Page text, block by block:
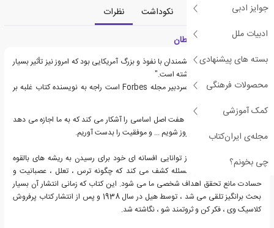
جوایز ادبی
ادبیات ملل
بسته های پیشنهادی
محصولات فرهنگی
کمک آموزشی
مجله‌ی ایران‌کتاب
چی بخونم؟
معرفی دسته‌بندی نکوداشت
نظرات
معرفی کتاب غلبه بر شیطان
"ناپلئون هیل یکی از اندیشمندان با نفوذ و بزرگ آمریکایی بود که امروز نیز تأثیر بسیار
زیادی بر ادبیات جهان گذاشته است."
این گفته استیو فوربس سردبیر مجله Forbes است راجه به نویسنده کتاب غلبه بر
ناپلئون هیل در این کتاب هفت اصل اساسی را آشکار می کند که به ما اجازه می دهد
به واسطه آنها بر موانع پیروز شویم ... و موفقیت را بدست آوریم.
ناپلئون هیل با استفاده از توانایی افسانه ای خود برای رسیدن به ریشه های بالقوه
انسانی ، در اعماق این مسئله کشف می کند که چگونه ترس ، تعلل ، عصبانیت و
حسادت مانع تحقق اهداف شخصی ما می شود. این کتاب که زمانی انتشار آن بسیار
بحث برانگیز تلقی می شد ، توسط هیل در سال 1938 و پس از انتشار کتاب پرفروش
کلاسیک وی ، فکر کن و ثروتمند شو ، نگاشته شد.